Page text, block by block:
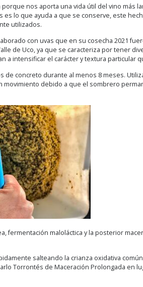
nos aporta una vida útil del vino más
lo que ayuda a que se conserve, este
utilizados.
con uvas que en su cosecha 2021
de Uco, ya que se caracteriza por tener
a intensificar el carácter y textura particular
concreto durante al menos 8 meses.
debido a que el sombrero
maloláctica y la posterior
salteando la crianza oxidativa
Torrontés de Maceración Prolongada en